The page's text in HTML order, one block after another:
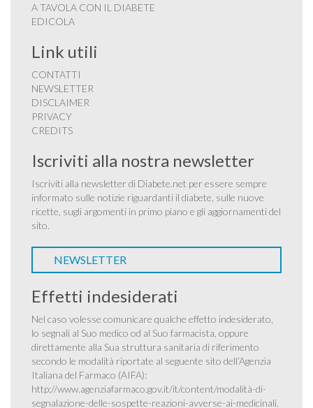
A TAVOLA CON IL DIABETE
EDICOLA
Link utili
CONTATTI
NEWSLETTER
DISCLAIMER
PRIVACY
CREDITS
Iscriviti alla nostra newsletter
Iscriviti alla newsletter di Diabete.net per essere sempre
informato sulle notizie riguardanti il diabete, sulle nuove
ricette, sugli argomenti in primo piano e gli aggiornamenti del
sito.
NEWSLETTER
Effetti indesiderati
Nel caso volesse comunicare qualche effetto indesiderato,
lo segnali al Suo medico od al Suo farmacista, oppure
direttamente alla Sua struttura sanitaria di riferimento
secondo le modalità riportate al seguente sito dell’Agenzia
Italiana del Farmaco (AIFA):
http://www.agenziafarmaco.gov.it/it/content/modalità-di-
segnalazione-delle-sospette-reazioni-avverse-ai-medicinali.